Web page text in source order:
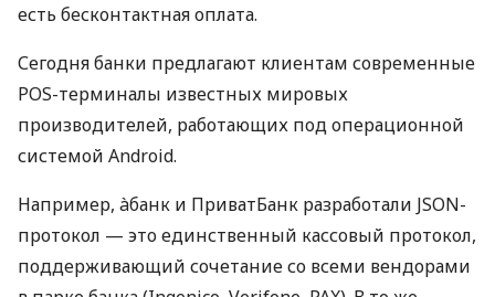
есть бесконтактная оплата.
Сегодня банки предлагают клиентам современные
POS-терминалы известных мировых
производителей, работающих под операционной
системой Android.
Например, àбанк и ПриватБанк разработали JSON-
протокол — это единственный кассовый протокол,
поддерживающий сочетание со всеми вендорами